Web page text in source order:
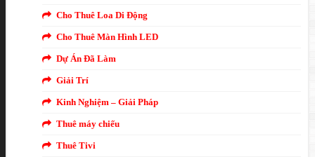
Cho Thuê Loa Di Động
Cho Thuê Màn Hình LED
Dự Án Đã Làm
Giải Trí
Kinh Nghiệm – Giải Pháp
Thuê máy chiếu
Thuê Tivi